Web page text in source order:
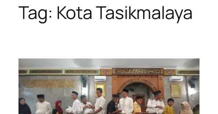
Tag: Kota Tasikmalaya